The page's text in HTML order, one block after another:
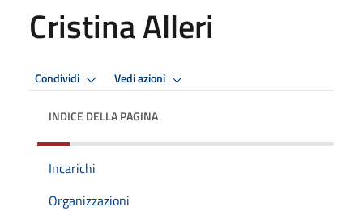
Cristina Alleri
Condividi Vedi azioni
INDICE DELLA PAGINA
Incarichi
Organizzazioni